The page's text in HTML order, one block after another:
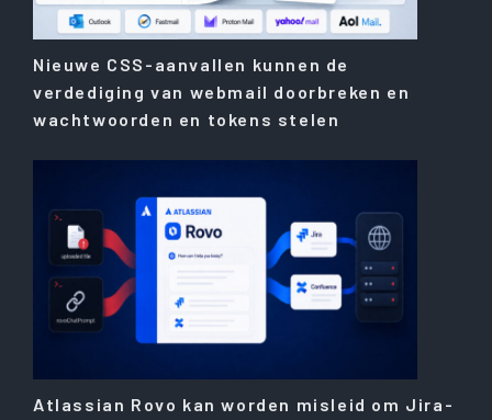
Nieuwe CSS-aanvallen kunnen de
verdediging van webmail doorbreken en
wachtwoorden en tokens stelen
Atlassian Rovo kan worden misleid om Jira-